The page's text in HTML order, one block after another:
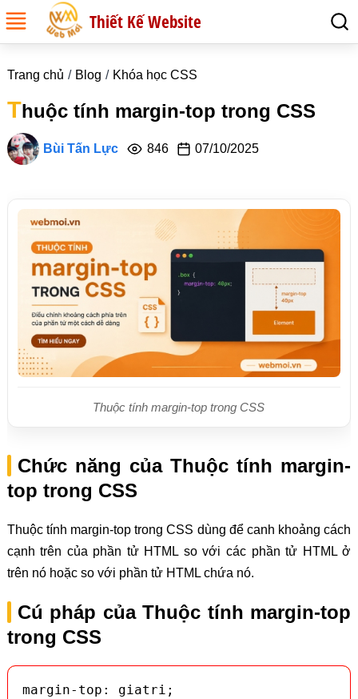
Thiết Kế Website
Trang chủ Blog Khóa học CSS
Thuộc tính margin-top trong CSS
Bùi Tấn Lực 846 07/10/2025
Thuộc tính margin-top trong CSS
Chức năng của Thuộc tính margin-
top trong CSS
Thuộc tính margin-top trong CSS dùng để canh khoảng cách
cạnh trên của phần tử HTML so với các phần tử HTML ở
trên nó hoặc so với phần tử HTML chứa nó.
Cú pháp của Thuộc tính margin-top
trong CSS
margin-top: giatri;